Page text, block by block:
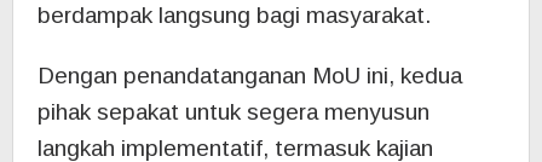
berdampak langsung bagi masyarakat.
Dengan penandatanganan MoU ini, kedua
pihak sepakat untuk segera menyusun
langkah implementatif, termasuk kajian